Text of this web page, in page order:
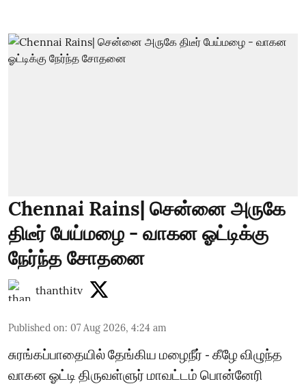
Chennai Rains| சென்னை அருகே
திடீர் பேய்மழை - வாகன ஓட்டிக்கு
நேர்ந்த சோதனை
thanthitv
Published on: 07 Aug 2026, 4:24 am
சுரங்கப்பாதையில் தேங்கிய மழைநீர் - கீழே விழுந்த
வாகன ஓட்டி திருவள்ளுர் மாவட்டம் பொன்னேரி